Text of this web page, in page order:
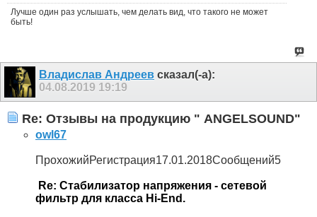
Лучше один раз услышать, чем делать вид, что такого не может
быть!
Владислав Андреев сказал(-а):
04.08.2019 19:19
Re: Отзывы на продукцию " ANGELSOUND"
owl67
ПрохожийРегистрация17.01.2018Сообщений5
Re: Стабилизатор напряжения - сетевой
фильтр для класса Hi-End.